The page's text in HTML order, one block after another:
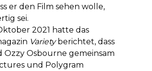
er den Film sehen wolle,
sei.
2021 hatte das
Varietyberichtet, dass
Ozzy Osbourne gemeinsam
und Polygram